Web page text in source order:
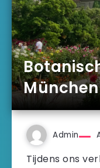
Admin
Tijdens ons